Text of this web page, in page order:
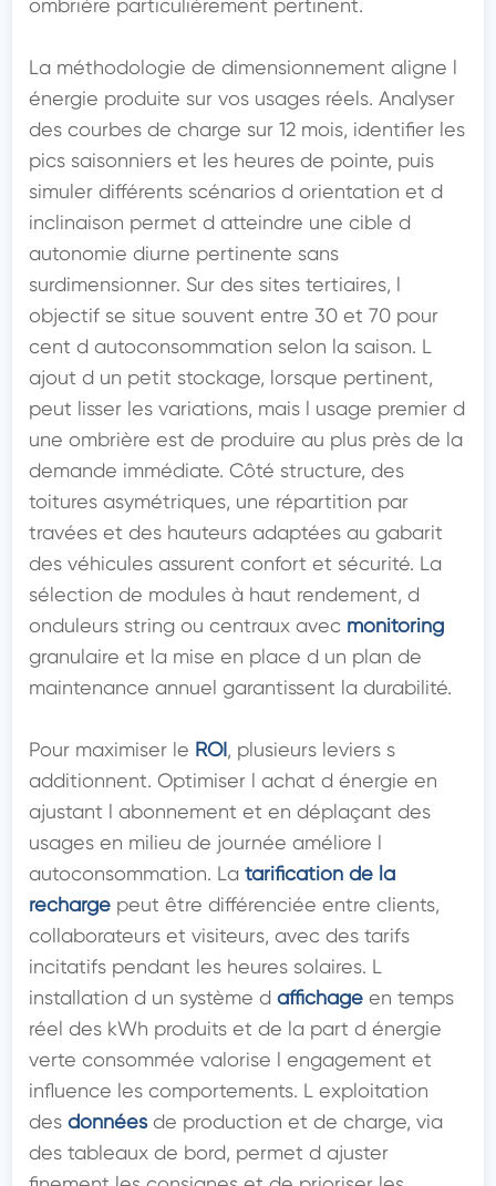
ombrière particulièrement pertinent.
La méthodologie de dimensionnement aligne l
énergie produite sur vos usages réels. Analyser
des courbes de charge sur 12 mois, identifier les
pics saisonniers et les heures de pointe, puis
simuler différents scénarios d orientation et d
inclinaison permet d atteindre une cible d
autonomie diurne pertinente sans
surdimensionner. Sur des sites tertiaires, l
objectif se situe souvent entre 30 et 70 pour
cent d autoconsommation selon la saison. L
ajout d un petit stockage, lorsque pertinent,
peut lisser les variations, mais l usage premier d
une ombrière est de produire au plus près de la
demande immédiate. Côté structure, des
toitures asymétriques, une répartition par
travées et des hauteurs adaptées au gabarit
des véhicules assurent confort et sécurité. La
sélection de modules à haut rendement, d
onduleurs string ou centraux avec monitoring
granulaire et la mise en place d un plan de
maintenance annuel garantissent la durabilité.
Pour maximiser le ROI, plusieurs leviers s
additionnent. Optimiser l achat d énergie en
ajustant l abonnement et en déplaçant des
usages en milieu de journée améliore l
autoconsommation. La tarification de la
recharge peut être différenciée entre clients,
collaborateurs et visiteurs, avec des tarifs
incitatifs pendant les heures solaires. L
installation d un système d affichage en temps
réel des kWh produits et de la part d énergie
verte consommée valorise l engagement et
influence les comportements. L exploitation
des données de production et de charge, via
des tableaux de bord, permet d ajuster